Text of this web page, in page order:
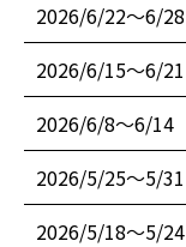
2026/6/22〜6/28
2026/6/15〜6/21
2026/6/8〜6/14
2026/5/25〜5/31
2026/5/18〜5/24